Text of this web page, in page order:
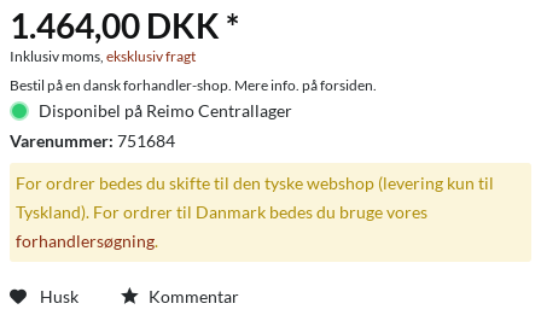
1.464,00 DKK *
Inklusiv moms, eksklusiv fragt
Bestil på en dansk forhandler-shop. Mere info. på forsiden.
Disponibel på Reimo Centrallager
Varenummer: 751684
For ordrer bedes du skifte til den tyske webshop (levering kun til
Tyskland). For ordrer til Danmark bedes du bruge vores
forhandlersøgning.
Husk Kommentar